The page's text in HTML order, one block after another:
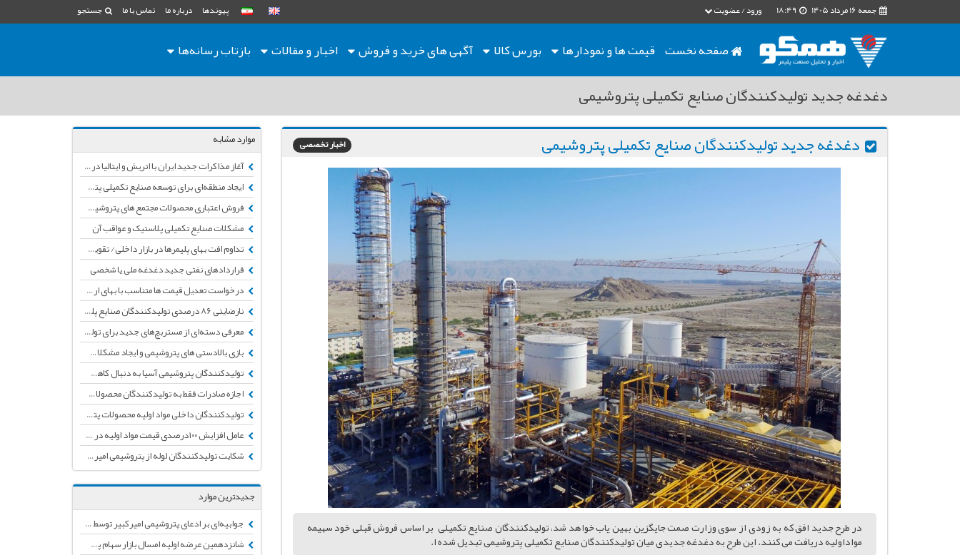
پیوندها درباره ما تماس با ما جستجو جمعه 16 مرداد 1405 ورود / عضویت
صفحه نخست قیمت هاو نمودارها بورس کالا آگهی های خرید و فروش اخبار و مقالات بازتاب رسانه‌ها
دغدغه جدید تولیدکنندگان صنایع تکمیلی پتروشیمی
اخبار تخصصی دغدغه جدید تولیدکنندگان صنایع تکمیلی پتروشیمی
در طرح جدید افق که به زودی از سوی وزارت صمت جایگزین بهین یاب خواهد شد، تولیدکنندگان صنایع تکمیلی بر اساس فروش قبلی خود سهیمه
مواداولیه دریافت می کنند. این طرح به دغدغه جدیدی میان تولیدکنندگان صنایع تکمیلی پتروشیمی تبدیل شده ا.
موارد مشابه
آغاز مذاکرات جدید ایران با اتریش و ایتالیا در صنایع تکمیلی پتروشیمی
ایجاد منطقه‌ای برای توسعه صنایع تکمیلی پتروشیمی در فاز ۳ عسلویه
فروش اعتباری محصولات مجتمع های پتروشیمی در راستای تامین نیازهای صنایع تکمیلی
مشکلات صنایع تکمیلی پلاستیک و عواقب آن
تداوم افت بهای پلیمرها در بازار داخلی/ تقویت جذابیت خرید مواد اولیه و تولید در صنایع تکمیلی
قراردادهای نفتی جدید دغدغه ملی یا شخصی
درخواست تعدیل قیمت ها متناسب با بهای ارز درصنایع تکمیلی پلیمری
نارضایتی 86 درصدی تولیدکنندگان صنایع پلیمر از شیوه سهمیه بندی کنونی وزارت صمت
معرفی دسته‌ای از مستربچ‌های جدید برای تولیدکنندگان فیلم توسط شرکت Silvergate
بازی بالادستی های پتروشیمی و ایجاد مشکلات برای تولیدکنندگان پایین دستی
تولیدکنندگان پتروشیمی آسیا به دنبال کاهش یا تمدید دوره توقف واحدهای کراکر
اجازه صادرات فقط به تولیدکنندگان محصولات پتروشیمی داده شد
تولیدکنندگان داخلی مواد اولیه محصولات پتروشیمی را ۳۵ درصد گران تر از کشورهای خارجی خریدند
عامل افزایش ۱۰۰درصدی قیمت مواد اولیه در بورس/ ایجاد کمبود کاذب توسط برخی تولیدکنندگان مواد اولیه پتروشیمی
شکایت تولیدکنندگان لوله از پتروشیمی امیرکبیر به دلیل مشکلات کیفی و نداشتن تائیدیه
جدیدترین موارد
جوابیه‌ای بر ادعای پتروشیمی امیرکبیر توسط انجمن تولید کنندگان لوله و اتصالات پلی‌اتیلن
شانزدهمین عرضه اولیه امسال بازار سهام پس از چند ماه توقف